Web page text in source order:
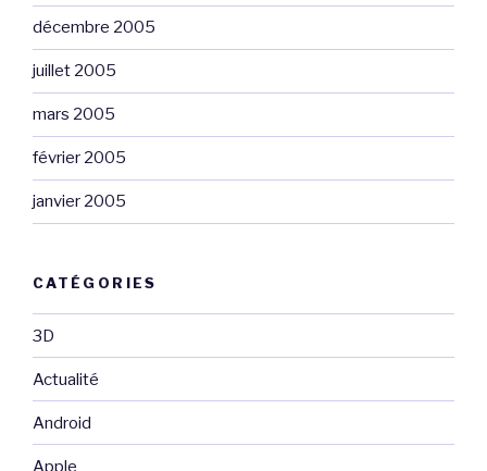
décembre 2005
juillet 2005
mars 2005
février 2005
janvier 2005
CATÉGORIES
3D
Actualité
Android
Apple